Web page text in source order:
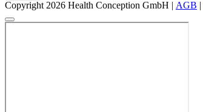
Copyright 2026 Health Conception GmbH | AGB |